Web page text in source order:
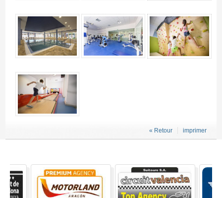
imprimer
« Retour